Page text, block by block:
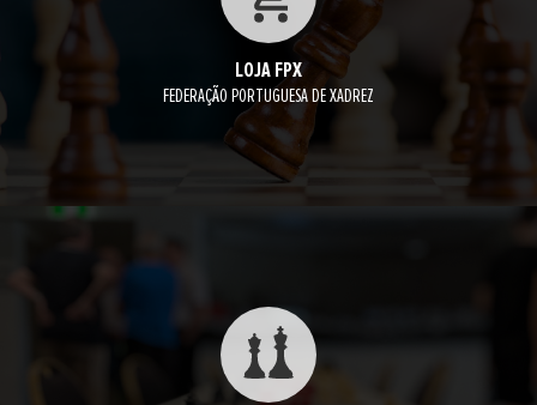
LOJA FPX
FEDERAÇÃO PORTUGUESA DE XADREZ